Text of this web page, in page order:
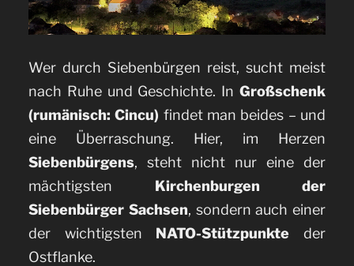
Wer durch Siebenbürgen reist, sucht meist
nach Ruhe und Geschichte. In Großschenk
(rumänisch: Cincu) findet man beides – und
eine Überraschung. Hier, im Herzen
Siebenbürgens, steht nicht nur eine der
mächtigsten Kirchenburgen der
Siebenbürger Sachsen, sondern auch einer
der wichtigsten NATO-Stützpunkte der
Ostflanke.